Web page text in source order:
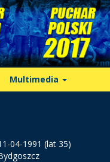
Multimedia
04-1991 (lat 35)